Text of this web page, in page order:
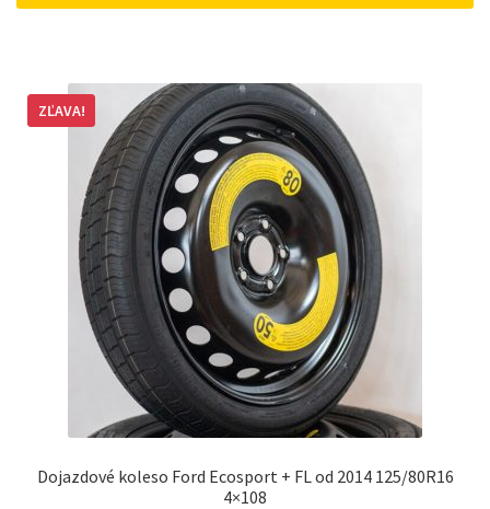
Dojazdové koleso Ford Ecosport + FL od 2014 125/80R16
4×108
ZĽAVA!